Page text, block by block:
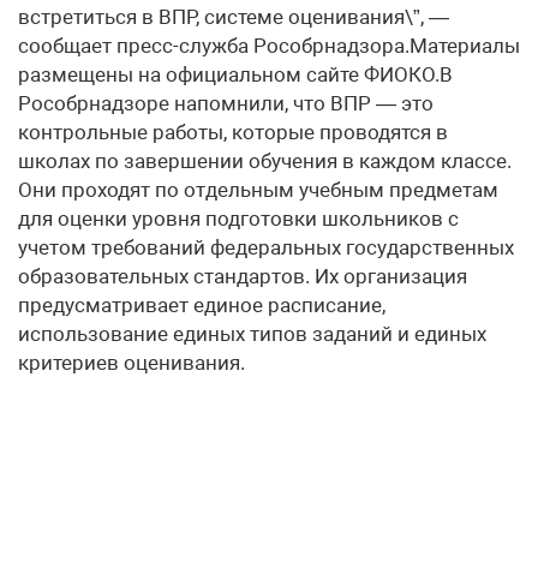
встретиться в ВПР, системе оценивания\”, —
сообщает пресс-служба Рособрнадзора.Материалы
размещены на официальном сайте ФИОКО.В
Рособрнадзоре напомнили, что ВПР — это
контрольные работы, которые проводятся в
школах по завершении обучения в каждом классе.
Они проходят по отдельным учебным предметам
для оценки уровня подготовки школьников с
учетом требований федеральных государственных
образовательных стандартов. Их организация
предусматривает единое расписание,
использование единых типов заданий и единых
критериев оценивания.